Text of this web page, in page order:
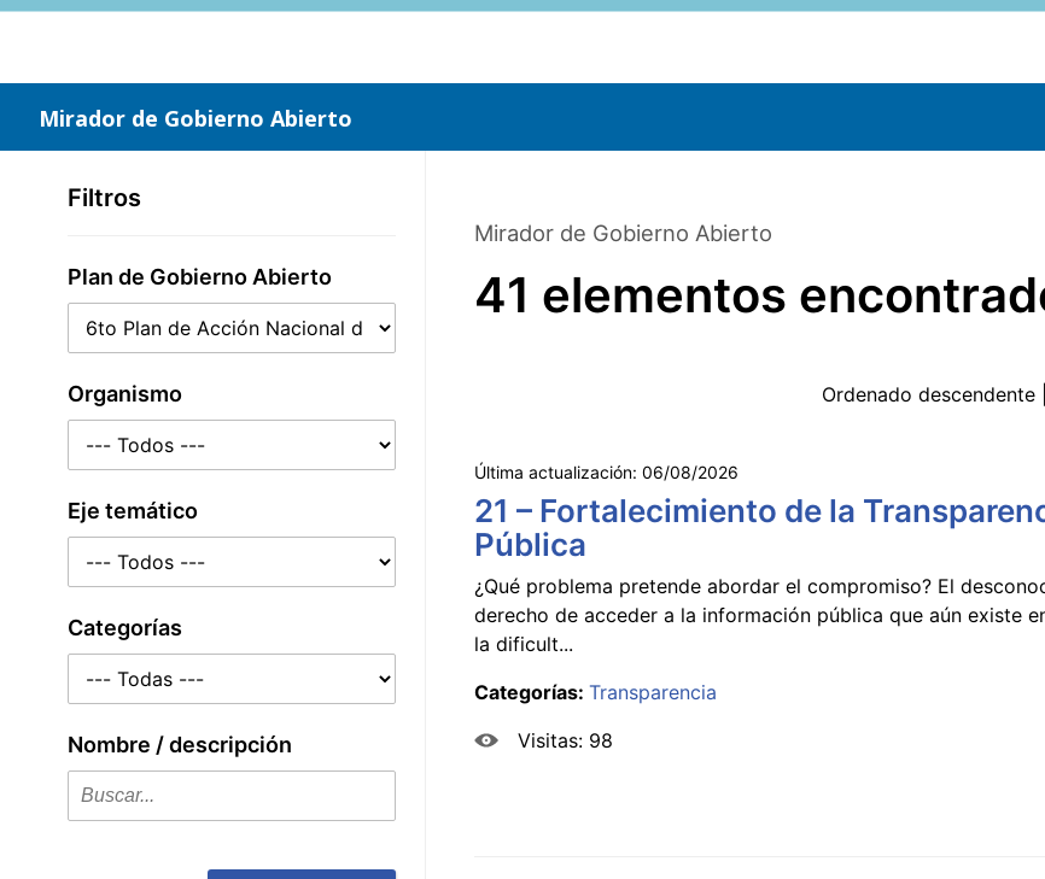
Saltar
Mirador de Gobierno Abierto
Filtros
Plan de Gobierno Abierto
Organismo
Eje temático
Categorías
Nombre / descripción
Mirador de Gobierno Abierto
41 elementos
Ordenado descendente
Última actualización: 06/08/2026
21 – Fortalecimiento de la
Pública
¿Qué problema pretende abordar el compromiso? El
derecho de acceder a la información pública que aún existe
la dificult...
Categorías: Transparencia
Visitas: 98